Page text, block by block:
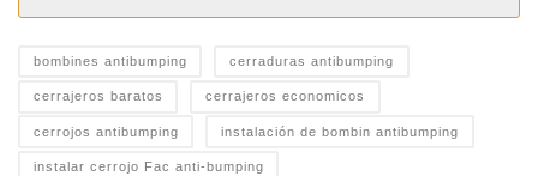
bombines antibumping cerraduras antibumping
cerrajeros baratos cerrajeros economicos
cerrojos antibumping instalación de bombin antibumping
instalar cerrojo Fac anti-bumping